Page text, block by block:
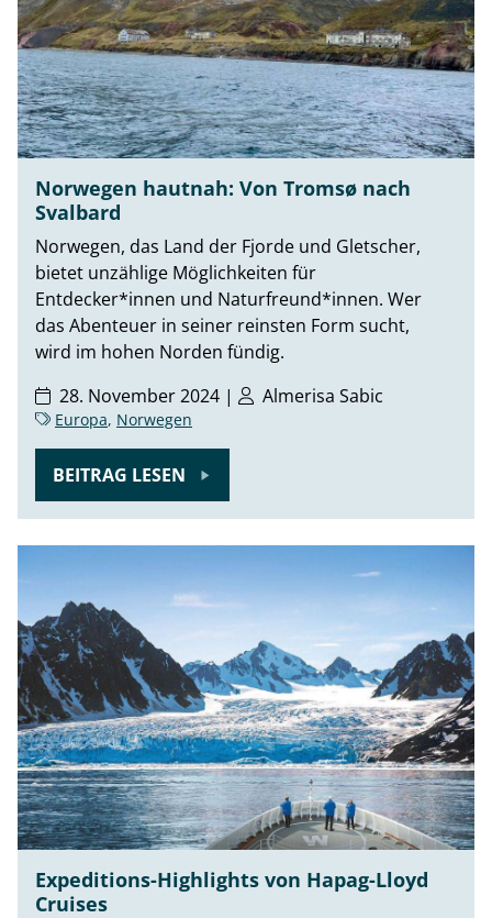
Norwegen hautnah: Von Tromsø nach
Svalbard
Norwegen, das Land der Fjorde und Gletscher,
bietet unzählige Möglichkeiten für
Entdecker*innen und Naturfreund*innen. Wer
das Abenteuer in seiner reinsten Form sucht,
wird im hohen Norden fündig.
28. November 2024 |
Almerisa Sabic
Europa, Norwegen
BEITRAG LESEN
Expeditions-Highlights von Hapag-Lloyd
Cruises